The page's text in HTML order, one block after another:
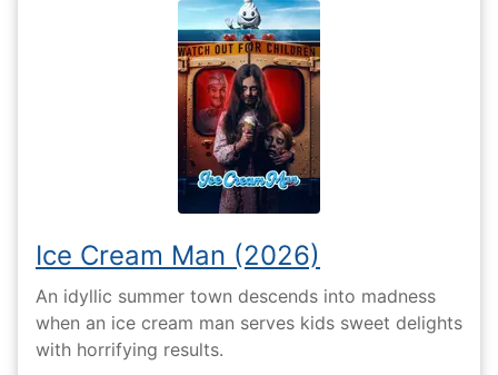
Ice Cream Man (2026)
An idyllic summer town descends into madness
when an ice cream man serves kids sweet delights
with horrifying results.